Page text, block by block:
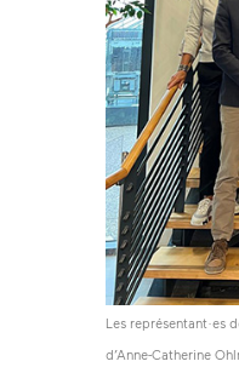
Les représentant·es
d’Anne-Catherine